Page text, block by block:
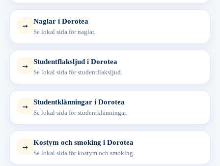
→ Naglar i Dorotea
Se lokal sida för naglar.
→ Studentflaksljud i Dorotea
Se lokal sida för studentflaksljud.
→ Studentklänningar i Dorotea
Se lokal sida för studentklänningar.
→ Kostym och smoking i Dorotea
Se lokal sida för kostym och smoking.